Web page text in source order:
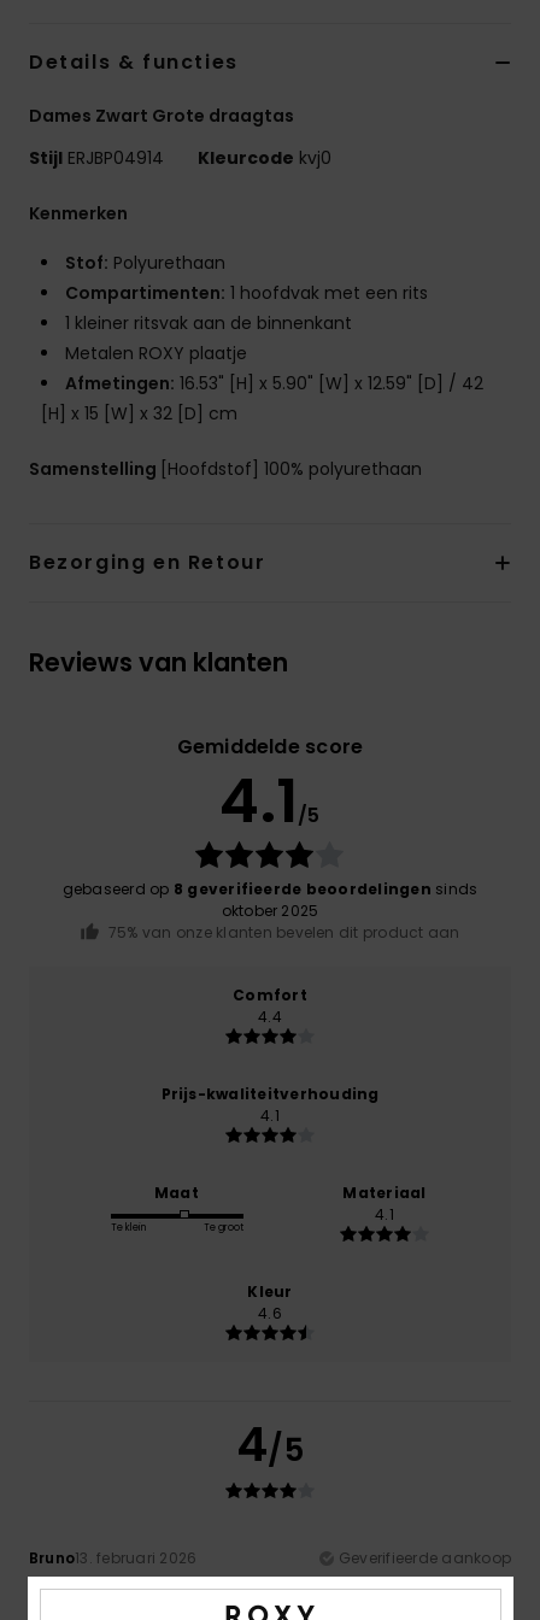
Details & functies
Dames Zwart Grote draagtas
Stijl ERJBP04914 Kleurcode kvj0
Kenmerken
Stof: Polyurethaan
Compartimenten: 1 hoofdvak met een rits
1 kleiner ritsvak aan de binnenkant
Metalen ROXY plaatje
Afmetingen: 16.53" [H] x 5.90" [W] x 12.59" [D] / 42
[H] x 15 [W] x 32 [D] cm
Samenstelling [Hoofdstof] 100% polyurethaan
Bezorging en Retour
Reviews van klanten
Gemiddelde score
4.1 /5
gebaseerd op 8 geverifieerde beoordelingen sinds
oktober 2025
75% van onze klanten bevelen dit product aan
Comfort
4.4
Prijs-kwaliteitverhouding
4.1
Maat
Te klein Te groot
Materiaal
4.1
Kleur
4.6
4/5
Bruno13. februari 2026
Geverifieerde aankoop
none
Prijs-kwaliteitverhouding